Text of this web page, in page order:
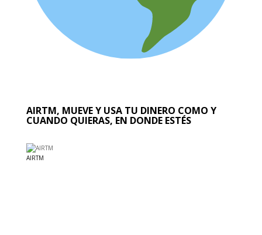
AIRTM, MUEVE Y USA TU DINERO COMO Y
CUANDO QUIERAS, EN DONDE ESTÉS
AIRTM